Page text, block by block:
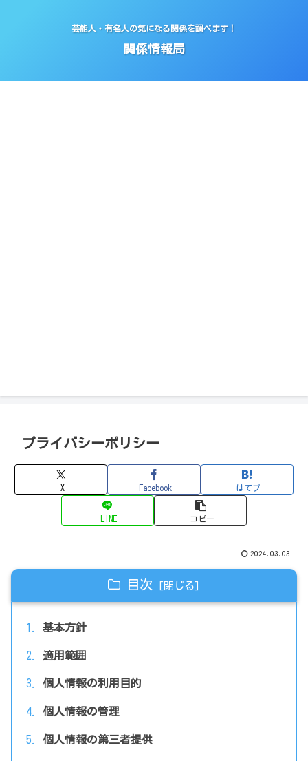
芸能人・有名人の気になる関係を調べます！
関係情報局
プライバシーポリシー
X Facebook はてブ
LINE コピー
2024.03.03
目次
基本方針
適用範囲
個人情報の利用目的
個人情報の管理
個人情報の第三者提供